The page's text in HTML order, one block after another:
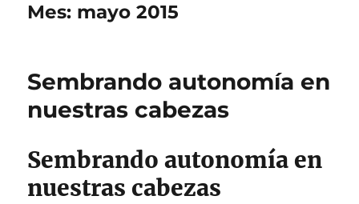
Mes: mayo 2015
Sembrando autonomía en
nuestras cabezas
Sembrando autonomía en
nuestras cabezas